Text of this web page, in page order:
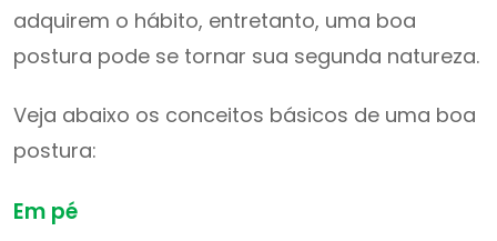
adquirem o hábito, entretanto, uma boa
postura pode se tornar sua segunda natureza.
Veja abaixo os conceitos básicos de uma boa
postura:
Em pé